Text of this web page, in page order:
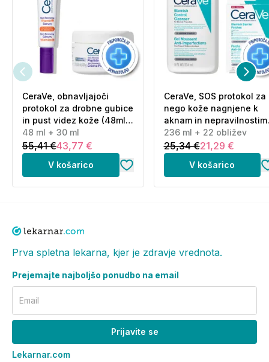
Uradni distibuter za Slovenijo:
Bomerx d.o.o.,
Ažmanova 6, Ljubljana
CeraVe, obnavljajoči
protokol za drobne gubice
in pust videz kože (48ml
+ 30 ml)
48 ml + 30 ml
55,41 €43,77 €
V košarico
CeraVe, SOS protokol za
nego kože nagnjene k
aknam in nepravilnostim
(236 ml + 22 obližev)
236 ml + 22 obližev
25,34 €21,29 €
V košarico
Prva spletna lekarna, kjer je zdravje vrednota.
Prejemajte najboljšo ponudbo na email
Email
Prijavite se
Lekarnar.com